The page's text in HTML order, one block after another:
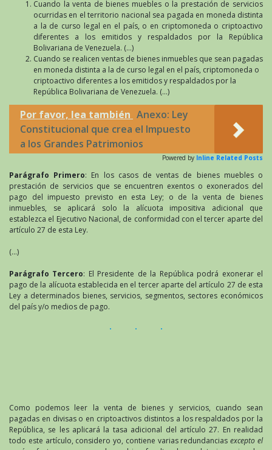
Cuando la venta de bienes muebles o la prestación de servicios
ocurridas en el territorio nacional sea pagada en moneda distinta
a la de curso legal en el país, o en criptomoneda o criptoactivo
diferentes a los emitidos y respaldados por la República
Bolivariana de Venezuela. (…)
Cuando se realicen ventas de bienes inmuebles que sean pagadas
en moneda distinta a la de curso legal en el país, criptomoneda o
criptoactivo diferentes a los emitidos y respaldados por la
República Bolivariana de Venezuela. (…)
Por favor, lea también Anexo: Ley
Constitucional que crea el Impuesto
a los Grandes Patrimonios
Powered by Inline Related Posts
Parágrafo Primero: En los casos de ventas de bienes muebles o
prestación de servicios que se encuentren exentos o exonerados del
pago del impuesto previsto en esta Ley; o de la venta de bienes
inmuebles, se aplicará solo la alícuota impositiva adicional que
establezca el Ejecutivo Nacional, de conformidad con el tercer aparte del
artículo 27 de esta Ley.
(…)
Parágrafo Tercero: El Presidente de la República podrá exonerar el
pago de la alícuota establecida en el tercer aparte del artículo 27 de esta
Ley a determinados bienes, servicios, segmentos, sectores económicos
del país y/o medios de pago.
Como podemos leer la venta de bienes y servicios, cuando sean
pagadas en divisas o en criptoactivos distintos a los respaldados por la
República, se les aplicará la tasa adicional del artículo 27. En realidad
todo este artículo, considero yo, contiene varias redundanciasexcepto el